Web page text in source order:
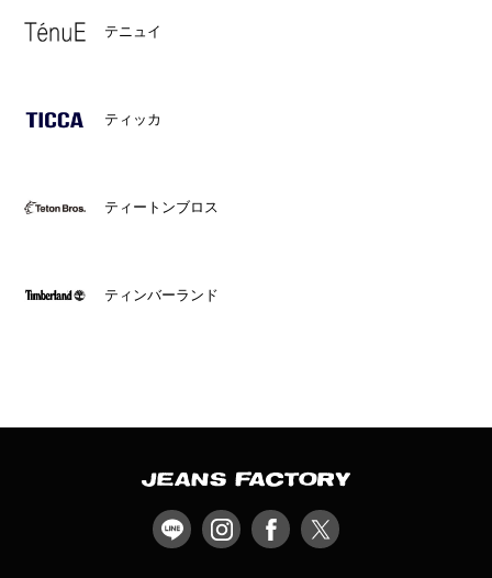
テニュイ
ティッカ
ティートンブロス
ティンバーランド